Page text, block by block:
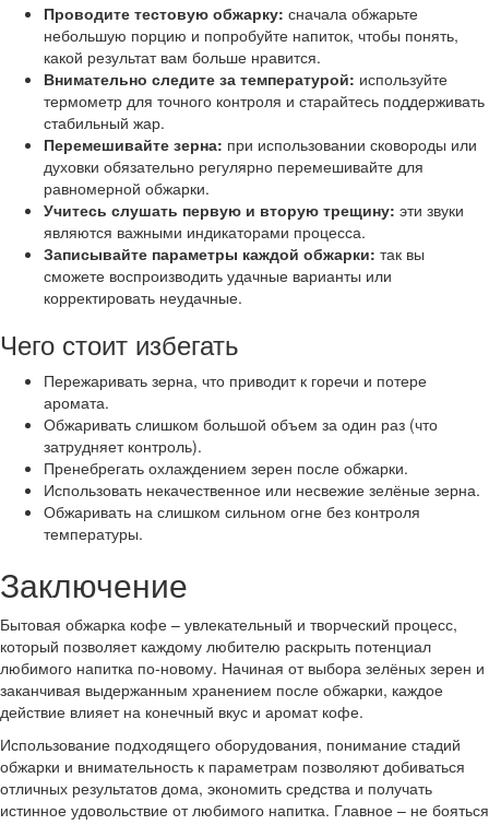
Проводите тестовую обжарку: сначала обжарьте
небольшую порцию и попробуйте напиток, чтобы понять,
какой результат вам больше нравится.
Внимательно следите за температурой: используйте
термометр для точного контроля и старайтесь поддерживать
стабильный жар.
Перемешивайте зерна: при использовании сковороды или
духовки обязательно регулярно перемешивайте для
равномерной обжарки.
Учитесь слушать первую и вторую трещину: эти звуки
являются важными индикаторами процесса.
Записывайте параметры каждой обжарки: так вы
сможете воспроизводить удачные варианты или
корректировать неудачные.
Чего стоит избегать
Пережаривать зерна, что приводит к горечи и потере
аромата.
Обжаривать слишком большой объем за один раз (что
затрудняет контроль).
Пренебрегать охлаждением зерен после обжарки.
Использовать некачественное или несвежие зелёные зерна.
Обжаривать на слишком сильном огне без контроля
температуры.
Заключение
Бытовая обжарка кофе – увлекательный и творческий процесс,
который позволяет каждому любителю раскрыть потенциал
любимого напитка по-новому. Начиная от выбора зелёных зерен и
заканчивая выдержанным хранением после обжарки, каждое
действие влияет на конечный вкус и аромат кофе.
Использование подходящего оборудования, понимание стадий
обжарки и внимательность к параметрам позволяют добиваться
отличных результатов дома, экономить средства и получать
истинное удовольствие от любимого напитка. Главное – не бояться